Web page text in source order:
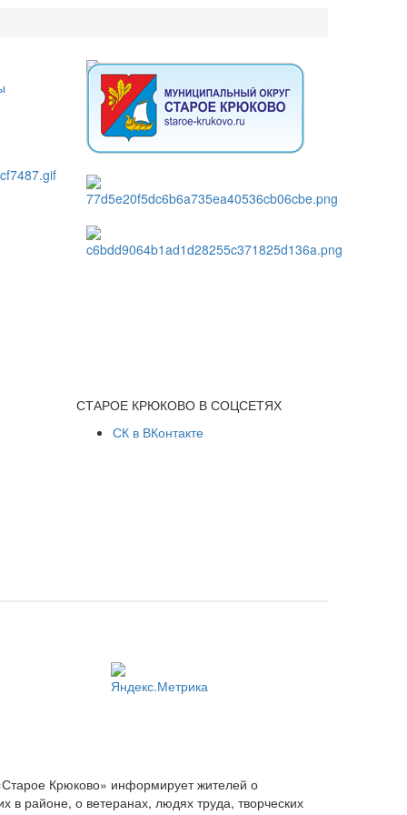
СТАРОЕ КРЮКОВО В СОЦСЕТЯХ
СК в ВКонтакте
Крюково» информирует жителей о
в районе, о ветеранах, людях труда, творческих